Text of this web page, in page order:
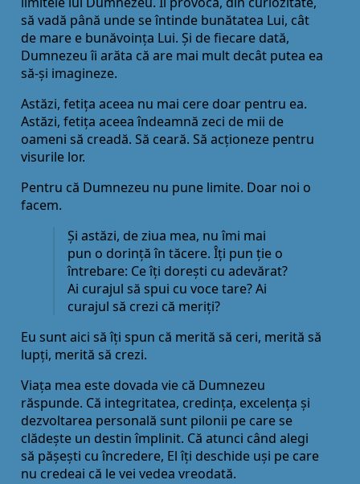
să vadă până unde se întinde bunătatea Lui, cât
de mare e bunăvoința Lui. Și de fiecare dată,
Dumnezeu îi arăta că are mai mult decât putea ea
să-și imagineze.
Astăzi, fetița aceea nu mai cere doar pentru ea.
Astăzi, fetița aceea îndeamnă zeci de mii de
oameni să creadă. Să ceară. Să acționeze pentru
visurile lor.
Pentru că Dumnezeu nu pune limite. Doar noi o
facem.
Și astăzi, de ziua mea, nu îmi mai
pun o dorință în tăcere. Îți pun ție o
întrebare: Ce îți dorești cu adevărat?
Ai curajul să spui cu voce tare? Ai
curajul să crezi că meriți?
Eu sunt aici să îți spun că merită să ceri, merită să
lupți, merită să crezi.
Viața mea este dovada vie că Dumnezeu
răspunde. Că integritatea, credința, excelența și
dezvoltarea personală sunt pilonii pe care se
clădește un destin împlinit. Că atunci când alegi
să pășești cu încredere, El îți deschide uși pe care
nu credeai că le vei vedea vreodată.